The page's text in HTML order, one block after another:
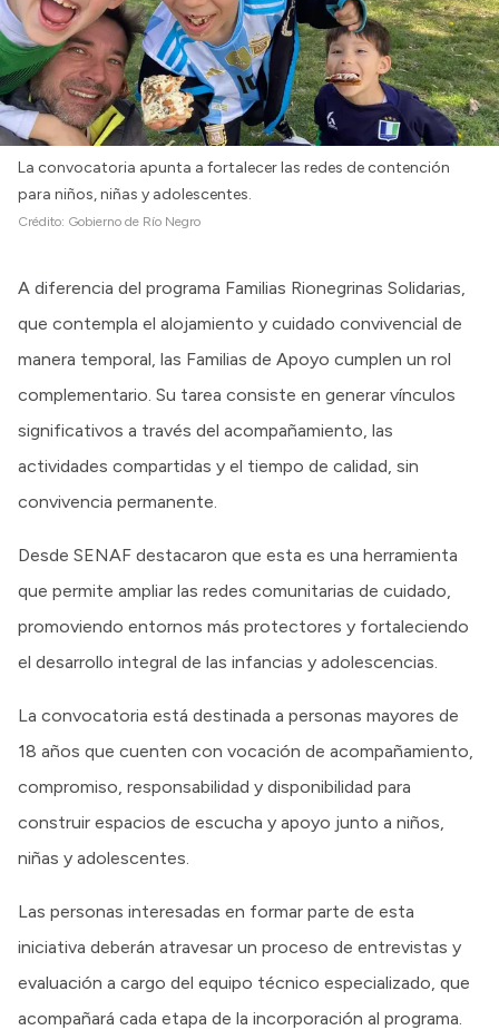
La convocatoria apunta a fortalecer las redes de contención
para niños, niñas y adolescentes.
Crédito: Gobierno de Río Negro
A diferencia del programa Familias Rionegrinas Solidarias,
que contempla el alojamiento y cuidado convivencial de
manera temporal, las Familias de Apoyo cumplen un rol
complementario. Su tarea consiste en generar vínculos
significativos a través del acompañamiento, las
actividades compartidas y el tiempo de calidad, sin
convivencia permanente.
Desde SENAF destacaron que esta es una herramienta
que permite ampliar las redes comunitarias de cuidado,
promoviendo entornos más protectores y fortaleciendo
el desarrollo integral de las infancias y adolescencias.
La convocatoria está destinada a personas mayores de
18 años que cuenten con vocación de acompañamiento,
compromiso, responsabilidad y disponibilidad para
construir espacios de escucha y apoyo junto a niños,
niñas y adolescentes.
Las personas interesadas en formar parte de esta
iniciativa deberán atravesar un proceso de entrevistas y
evaluación a cargo del equipo técnico especializado, que
acompañará cada etapa de la incorporación al programa.